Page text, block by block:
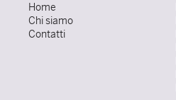
Home
Chi siamo
Contatti